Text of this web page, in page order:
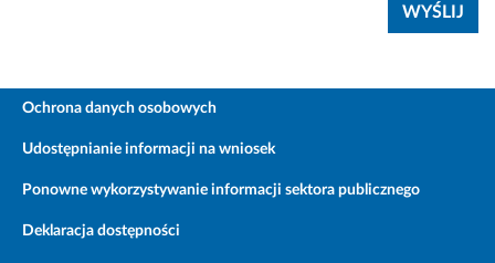
Ochrona danych osobowych
Udostępnianie informacji na wniosek
Ponowne wykorzystywanie informacji sektora publicznego
Deklaracja dostępności